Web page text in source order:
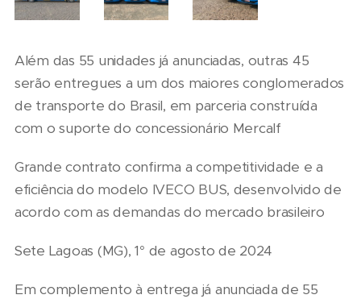
Além das 55 unidades já anunciadas, outras 45
serão entregues a um dos maiores conglomerados
de transporte do Brasil, em parceria construída
com o suporte do concessionário Mercalf
Grande contrato confirma a competitividade e a
eficiência do modelo IVECO BUS, desenvolvido de
acordo com as demandas do mercado brasileiro
Sete Lagoas (MG), 1° de agosto de 2024
Em complemento à entrega já anunciada de 55